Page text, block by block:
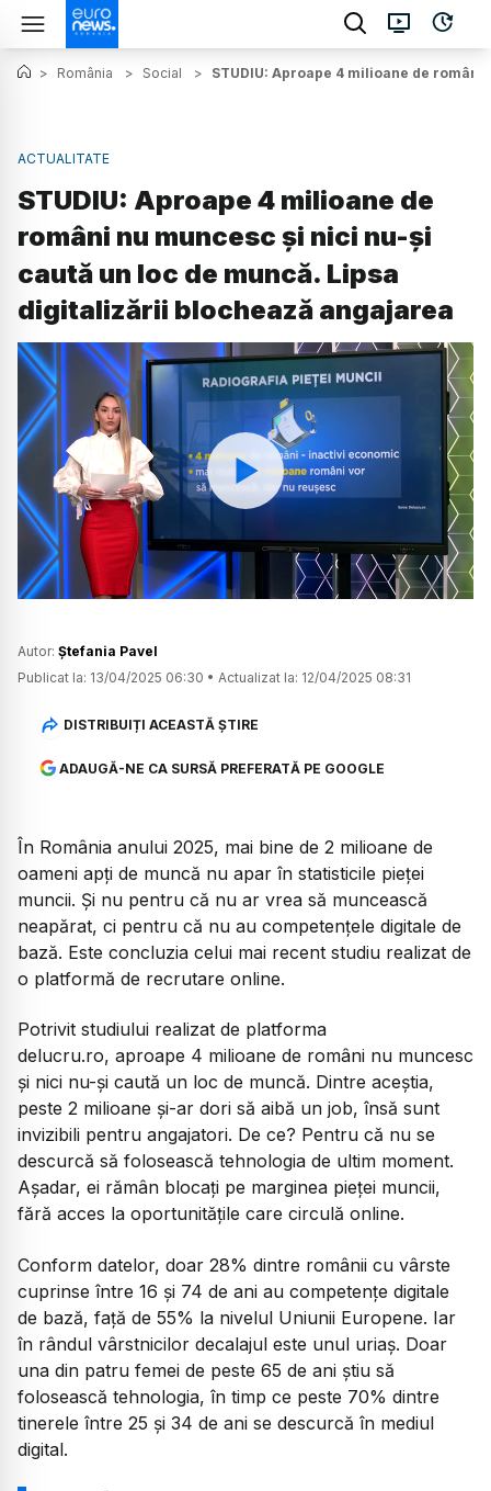
> România > Social > STUDIU: Aproape 4 milioane de
ACTUALITATE
STUDIU: Aproape 4 milioane de
români nu muncesc și nici nu-și
caută un loc de muncă. Lipsa
digitalizării blochează angajarea
Watch
Autor: Ștefania Pavel
Publicat la: 13/04/2025 06:30 • Actualizat la: 12/04/2025 08:31
DISTRIBUIȚI ACEASTĂ ȘTIRE
ADAUGĂ-NE CA SURSĂ PREFERATĂ PE GOOGLE
În România anului 2025, mai bine de 2 milioane de
oameni apți de muncă nu apar în statisticile pieței
muncii. Și nu pentru că nu ar vrea să muncească
neapărat, ci pentru că nu au competențele digitale de
bază. Este concluzia celui mai recent studiu realizat de
o platformă de recrutare online.
Potrivit studiului realizat de platforma
delucru.ro, aproape 4 milioane de români nu muncesc
și nici nu-și caută un loc de muncă. Dintre aceștia,
peste 2 milioane și-ar dori să aibă un job, însă sunt
invizibili pentru angajatori. De ce? Pentru că nu se
descurcă să folosească tehnologia de ultim moment.
Așadar, ei rămân blocați pe marginea pieței muncii,
fără acces la oportunitățile care circulă online.
Conform datelor, doar 28% dintre românii cu vârste
cuprinse între 16 și 74 de ani au competențe digitale
de bază, față de 55% la nivelul Uniunii Europene. Iar
în rândul vârstnicilor decalajul este unul uriaș. Doar
una din patru femei de peste 65 de ani știu să
folosească tehnologia, în timp ce peste 70% dintre
tinerele între 25 și 34 de ani se descurcă în mediul
digital.